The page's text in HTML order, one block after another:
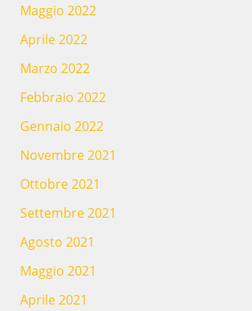
Maggio 2022
Aprile 2022
Marzo 2022
Febbraio 2022
Gennaio 2022
Novembre 2021
Ottobre 2021
Settembre 2021
Agosto 2021
Maggio 2021
Aprile 2021